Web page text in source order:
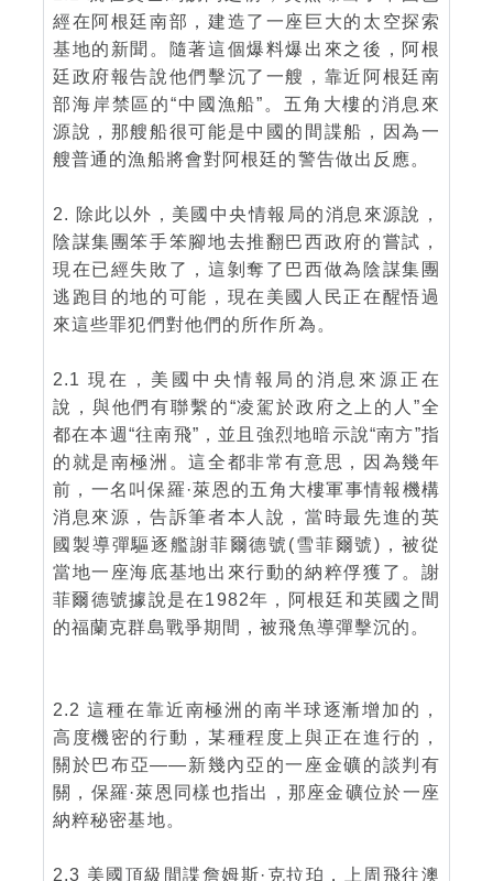
經在阿根廷南部，建造了一座巨大的太空探索
基地的新聞。隨著這個爆料爆出來之後，阿根
廷政府報告說他們擊沉了一艘，靠近阿根廷南
部海岸禁區的“中國漁船”。五角大樓的消息來
源說，那艘船很可能是中國的間諜船，因為一
艘普通的漁船將會對阿根廷的警告做出反應。
2. 除此以外，美國中央情報局的消息來源說，
陰謀集團笨手笨腳地去推翻巴西政府的嘗試，
現在已經失敗了，這剝奪了巴西做為陰謀集團
逃跑目的地的可能，現在美國人民正在醒悟過
來這些罪犯們對他們的所作所為。
2.1 現在，美國中央情報局的消息來源正在
說，與他們有聯繫的“凌駕於政府之上的人”全
都在本週“往南飛”，並且強烈地暗示說“南方”指
的就是南極洲。這全都非常有意思，因為幾年
前，一名叫保羅·萊恩的五角大樓軍事情報機構
消息來源，告訴筆者本人說，當時最先進的英
國製導彈驅逐艦謝菲爾德號(雪菲爾號)，被從
當地一座海底基地出來行動的納粹俘獲了。謝
菲爾德號據說是在1982年，阿根廷和英國之間
的福蘭克群島戰爭期間，被飛魚導彈擊沉的。
2.2 這種在靠近南極洲的南半球逐漸增加的，
高度機密的行動，某種程度上與正在進行的，
關於巴布亞——新幾內亞的一座金礦的談判有
關，保羅·萊恩同樣也指出，那座金礦位於一座
納粹秘密基地。
2.3 美國頂級間諜詹姆斯·克拉珀，上周飛往澳